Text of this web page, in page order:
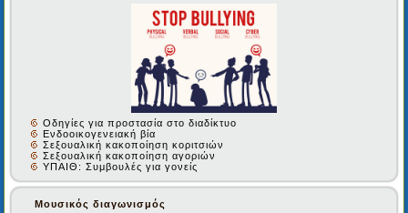
Οδηγίες για προστασία στο διαδίκτυο
Ενδοοικογενειακή βία
Σεξουαλική κακοποίηση κοριτσιών
Σεξουαλική κακοποίηση αγοριών
ΥΠΑΙΘ: Συμβουλές για γονείς
Μουσικός διαγωνισμός